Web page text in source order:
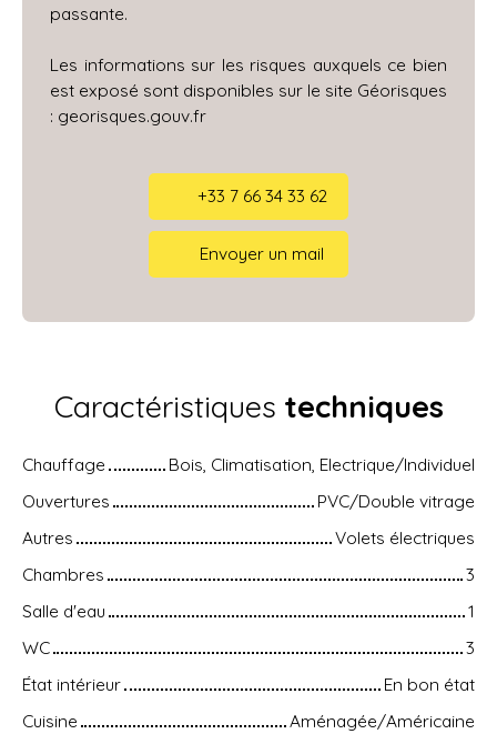
passante.
Les informations sur les risques auxquels ce bien
est exposé sont disponibles sur le site Géorisques
: georisques.gouv.fr
+33 7 66 34 33 62
Envoyer un mail
Caractéristiques techniques
Chauffage
Bois, Climatisation, Electrique/Individuel
Ouvertures
PVC/Double vitrage
Autres
Volets électriques
Chambres
3
Salle d'eau
1
WC
3
État intérieur
En bon état
Cuisine
Aménagée/Américaine